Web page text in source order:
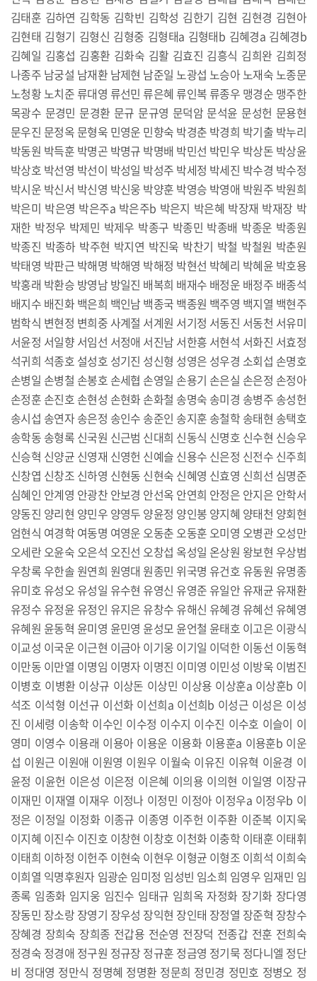
김태훈 김하연 김학동 김학빈 김학성 김한기 김현 김현경 김현아
김현태 김형기 김형신 김형중 김형태a 김형태b 김혜경a 김혜경b
김혜일 김홍섭 김홍환 김화숙 김활 김효진 김흥식 김희완 김희정
나종주 남궁설 남재환 남제현 남준일 노광섭 노승아 노재숙 노종문
노청황 노치준 류대영 류선민 류은혜 류인복 류종우 맹경순 맹주한
목광수 문경민 문경환 문규 문규영 문덕암 문석윤 문성헌 문용현
문우진 문정옥 문형욱 민영운 민향숙 박경춘 박경희 박기출 박누리
박동원 박득훈 박명곤 박명규 박명배 박민선 박민우 박상돈 박상윤
박상호 박선영 박선이 박성일 박성주 박세정 박세진 박수경 박수정
박시운 박신서 박신영 박신웅 박양훈 박영승 박영애 박원주 박원희
박은미 박은영 박은주a 박은주b 박은지 박은혜 박장재 박재장 박
재한 박정우 박제민 박제우 박종구 박종민 박종배 박종운 박종원
박종진 박종하 박주현 박지연 박진욱 박찬기 박철 박철원 박춘원
박태영 박판근 박해명 박해영 박해정 박현선 박혜리 박혜윤 박호용
박홍래 박환승 방영남 방일진 배복희 배재수 배정운 배정주 배종석
배지수 배진화 백은희 백인남 백종국 백종원 백주영 백지열 백현주
범학식 변현정 변희중 사계절 서계원 서기정 서동진 서동천 서유미
서윤정 서일향 서임선 서정애 서진남 서한흥 서현석 서화진 서효정
석귀희 석종호 설성호 성기진 성신형 성영은 성우경 소회섭 손명호
손병일 손병철 손봉호 손세협 손영일 손용기 손은실 손은정 손정아
손정훈 손진호 손현성 손현화 손화철 송명숙 송미경 송병주 송성헌
송시섭 송연자 송은정 송인수 송준인 송지훈 송철학 송태현 송택호
송학동 송형록 신국원 신근범 신대희 신동식 신명호 신수현 신승우
신승혁 신양균 신영재 신영헌 신예슬 신용수 신은정 신전수 신주희
신창엽 신창조 신하영 신현동 신현숙 신혜영 신효영 신희선 심명준
심혜인 안계영 안광찬 안보경 안선옥 안연희 안정은 안지은 안학서
양동진 양리현 양민우 양영두 양윤정 양인봉 양지혜 양태천 양회현
엄현식 여경학 여동명 여영운 오동춘 오동훈 오미영 오병관 오성만
오세란 오윤숙 오은석 오진선 오창섭 옥성일 온상원 왕보현 우상범
우창록 우한솔 원연희 원영대 원종민 위국명 유건호 유동원 유명종
유미호 유성오 유성일 유수현 유영신 유영준 유일안 유재균 유재환
유정수 유정윤 유정인 유지은 유창수 유해신 유혜경 유혜선 유혜영
유혜원 윤동혁 윤미영 윤민영 윤성모 윤언철 윤태호 이고은 이광식
이교성 이국운 이근현 이금아 이기웅 이기일 이덕한 이동선 이동혁
이만동 이만열 이명임 이명자 이명진 이미영 이민성 이방욱 이범진
이병호 이병환 이상규 이상돈 이상민 이상용 이상훈a 이상훈b 이
석조 이석형 이선규 이선화 이선희a 이선희b 이성근 이성은 이성
진 이세령 이송학 이수인 이수정 이수지 이수진 이수호 이슬이 이
영미 이영수 이용래 이용아 이용운 이용화 이용훈a 이용훈b 이운
섭 이원근 이원애 이원영 이원우 이월숙 이유진 이유혁 이윤경 이
윤정 이윤헌 이은성 이은정 이은혜 이의용 이의현 이일영 이장규
이재민 이재열 이재우 이정나 이정민 이정아 이정우a 이정우b 이
정은 이정일 이정화 이종규 이종영 이주헌 이주환 이준복 이지욱
이지혜 이진수 이진호 이창현 이창호 이천화 이충학 이태훈 이태휘
이태희 이하정 이헌주 이현숙 이현우 이형균 이형조 이희석 이희숙
이희열 익명후원자 임광순 임미정 임성빈 임소희 임영우 임재민 임
종록 임종화 임지웅 임진수 임태규 임희옥 자정화 장기화 장다영
장동민 장소랑 장영기 장우성 장익현 장인태 장정열 장준혁 장창수
장혜경 장희숙 장희종 전갑용 전순영 전장덕 전종갑 전훈 전희숙
정경숙 정경애 정구원 정규장 정규훈 정금영 정기묵 정다니엘 정단
비 정대영 정만식 정명혜 정명환 정문희 정민경 정민호 정병오 정